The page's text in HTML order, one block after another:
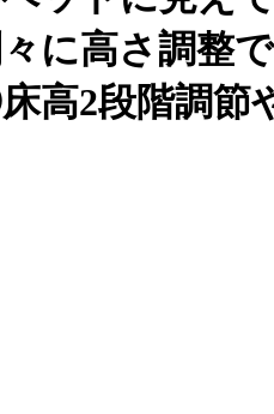
に高さ調整
高2段階調節